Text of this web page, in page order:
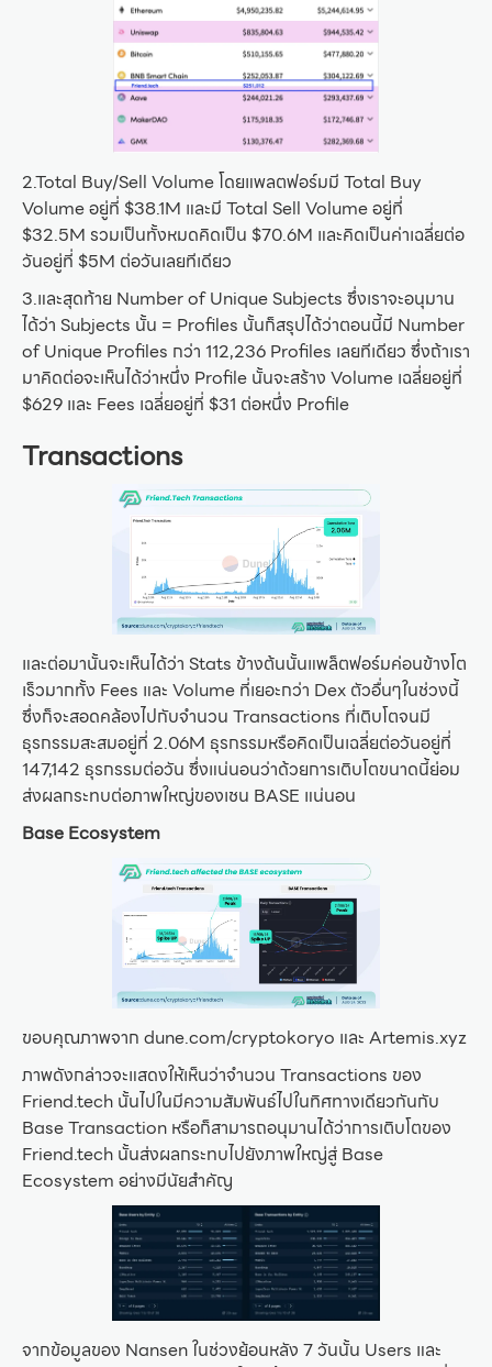
2.Total Buy/Sell Volume โดยแพลตฟอร์มมี Total Buy
Volume อยู่ที่ $38.1M และมี Total Sell Volume อยู่ที่
$32.5M รวมเป็นทั้งหมดคิดเป็น $70.6M และคิดเป็นค่าเฉลี่ยต่อ
วันอยู่ที่ $5M ต่อวันเลยทีเดียว
3.และสุดท้าย Number of Unique Subjects ซึ่งเราจะอนุมาน
ได้ว่า Subjects นั้น = Profiles นั้นก็สรุปได้ว่าตอนนี้มี Number
of Unique Profiles กว่า 112,236 Profiles เลยทีเดียว ซึ่งถ้าเรา
มาคิดต่อจะเห็นได้ว่าหนึ่ง Profile นั้นจะสร้าง Volume เฉลี่ยอยู่ที่
$629 และ Fees เฉลี่ยอยู่ที่ $31 ต่อหนึ่ง Profile
Transactions
และต่อมานั้นจะเห็นได้ว่า Stats ข้างต้นนั้นแพล็ตฟอร์มค่อนข้างโต
เร็วมากทั้ง Fees และ Volume ที่เยอะกว่า Dex ตัวอื่นๆในช่วงนี้
ซึ่งก็จะสอดคล้องไปกับจำนวน Transactions ที่เติบโตจนมี
ธุรกรรมสะสมอยู่ที่ 2.06M ธุรกรรมหรือคิดเป็นเฉลี่ยต่อวันอยู่ที่
147,142 ธุรกรรมต่อวัน ซึ่งแน่นอนว่าด้วยการเติบโตขนาดนี้ย่อม
ส่งผลกระทบต่อภาพใหญ่ของเชน BASE แน่นอน
Base Ecosystem
ขอบคุณภาพจาก dune.com/cryptokoryo และ Artemis.xyz
ภาพดังกล่าวจะแสดงให้เห็นว่าจำนวน Transactions ของ
Friend.tech นั้นไปในมีความสัมพันธ์ไปในทิศทางเดียวกันกับ
Base Transaction หรือก็สามารถอนุมานได้ว่าการเติบโตของ
Friend.tech นั้นส่งผลกระทบไปยังภาพใหญ่สู่ Base
Ecosystem อย่างมีนัยสำคัญ
จากข้อมูลของ Nansen ในช่วงย้อนหลัง 7 วันนั้น Users และ